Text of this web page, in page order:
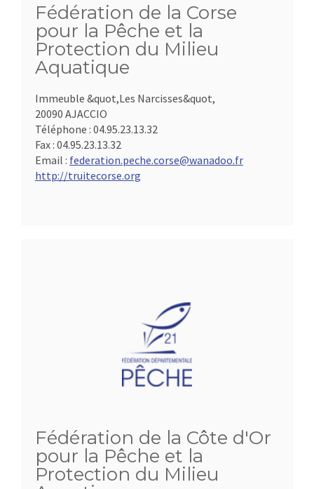
Fédération de la Corse
pour la Pêche et la
Protection du Milieu
Aquatique
Immeuble &quot,Les Narcisses&quot,
20090 AJACCIO
Téléphone : 04.95.23.13.32
Fax : 04.95.23.13.32
Email : federation.peche.corse@wanadoo.fr
http://truitecorse.org
Fédération de la Côte d'Or
pour la Pêche et la
Protection du Milieu